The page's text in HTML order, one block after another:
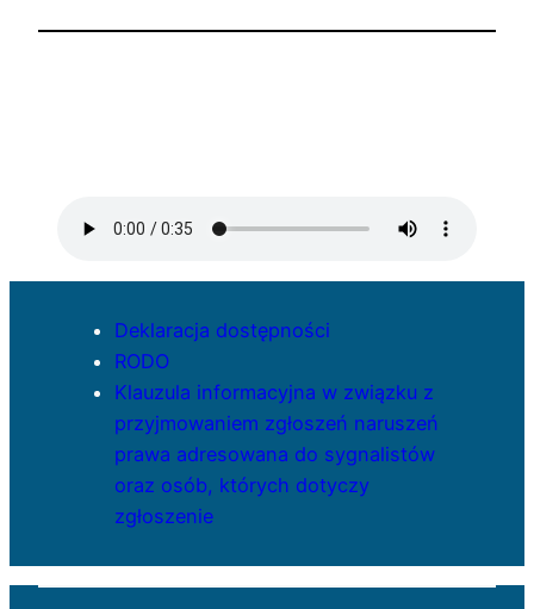
Deklaracja dostępności
RODO
Klauzula informacyjna w związku z
przyjmowaniem zgłoszeń naruszeń
prawa adresowana do sygnalistów
oraz osób, których dotyczy
zgłoszenie